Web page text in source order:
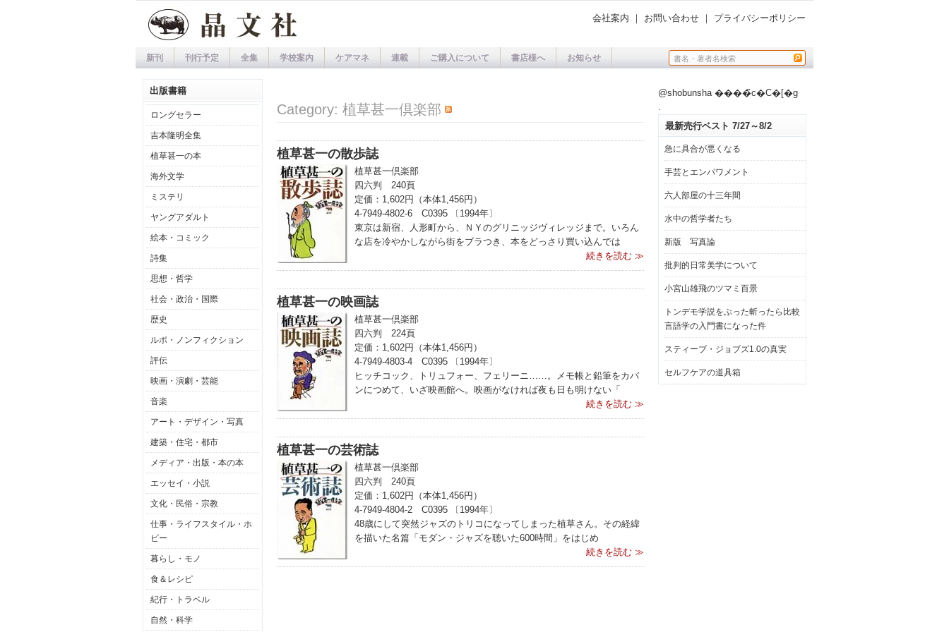
会社案内 ｜ お問い合わせ ｜ プライバシーポリシー
新刊 刊行予定 全集 学校案内 ケアマネ 連載 ご購入について 書店様へ お知らせ
出版書籍
ロングセラー
吉本隆明全集
植草甚一の本
海外文学
ミステリ
ヤングアダルト
絵本・コミック
詩集
思想・哲学
社会・政治・国際
歴史
ルポ・ノンフィクション
評伝
映画・演劇・芸能
音楽
アート・デザイン・写真
建築・住宅・都市
メディア・出版・本の本
エッセイ・小説
文化・民俗・宗教
仕事・ライフスタイル・ホ
ビー
暮らし・モノ
食＆レシピ
紀行・トラベル
自然・科学
Category: 植草甚一倶楽部
植草甚一の散歩誌
植草甚一倶楽部
四六判 240頁
定価：1,602円（本体1,456円）
4-7949-4802-6 C0395 〔1994年〕
東京は新宿、人形町から、ＮＹのグリニッジヴィレッジまで。いろん
な店を冷やかしながら街をブラつき、本をどっさり買い込んでは
続きを読む ≫
植草甚一の映画誌
植草甚一倶楽部
四六判 224頁
定価：1,602円（本体1,456円）
4-7949-4803-4 C0395 〔1994年〕
ヒッチコック、トリュフォー、フェリーニ……。メモ帳と鉛筆をカバ
ンにつめて、いざ映画館へ。映画がなければ夜も日も明けない「
続きを読む ≫
植草甚一の芸術誌
植草甚一倶楽部
四六判 240頁
定価：1,602円（本体1,456円）
4-7949-4804-2 C0395 〔1994年〕
48歳にして突然ジャズのトリコになってしまった植草さん。その経緯
を描いた名篇「モダン・ジャズを聴いた600時間」をはじめ
続きを読む ≫
@shobunsha ����̃c�C�[�g
.
最新売行ベスト 7/27～8/2
急に具合が悪くなる
手芸とエンパワメント
六人部屋の十三年間
水中の哲学者たち
新版 写真論
批判的日常美学について
小宮山雄飛のツマミ百景
トンデモ学説をぶった斬ったら比較
言語学の入門書になった件
スティーブ・ジョブズ1.0の真実
セルフケアの道具箱